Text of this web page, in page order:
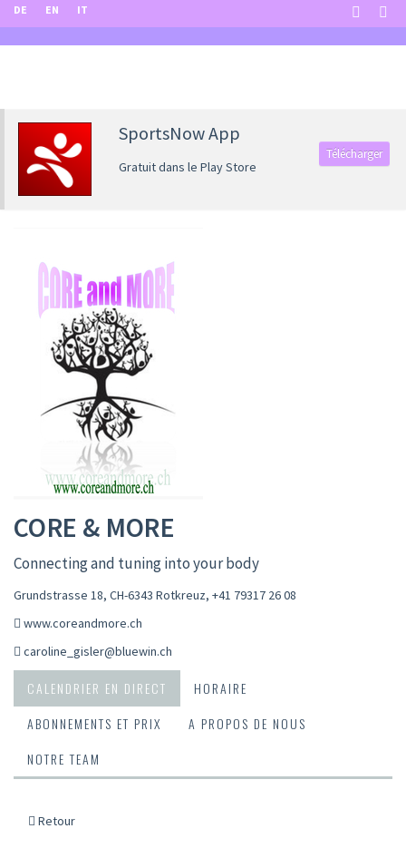
DE EN IT
SportsNow App
Gratuit dans le Play Store
Télécharger
CORE & MORE
Connecting and tuning into your body
Grundstrasse 18, CH-6343 Rotkreuz, +41 79317 26 08
www.coreandmore.ch
caroline_gisler@bluewin.ch
CALENDRIER EN DIRECT
HORAIRE
ABONNEMENTS ET PRIX
A PROPOS DE NOUS
NOTRE TEAM
Retour